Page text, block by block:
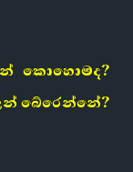
කොහොමද?
බේරෙන්නේ?